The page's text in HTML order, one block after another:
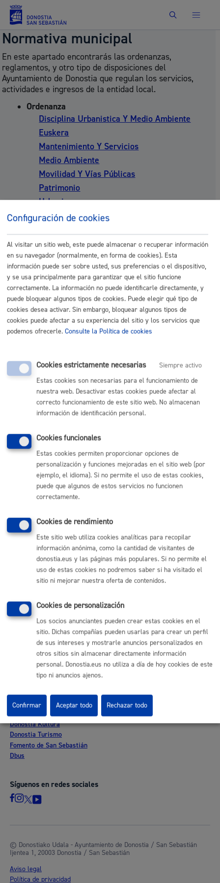
Buscar
Normativa municipal
En este apartado encontrarás las ordenanzas,
reglamentos, y otro tipo de disposiciones del
Ayuntamiento de Donostia que regulan los servicios,
actividades e ingresos de la entidad local.
Ordenanza
Disciplina Urbanistica Y Medio Ambiente
Euskera
Mantenimiento Y Servicios
Medio Ambiente
Movilidad Y Vías Públicas
Patrimonio
Urbanismo
Vivienda
Acción Social
Bienestar Social
Cultura Y Deportes
Hacienda Local
Juventud, Educación, Cooperación Y Derechos
Humanos
Mantenimiento Y Servicios
Medio Ambiente
Reglamento Municipal Del
Servicio Público De Parque
Público De Huertas Urbanas.
Movilidad Y Vías Públicas
Organización Municipal
Urbanismo
Vivienda
Comunícate con el Ayuntamiento de Donostia / San
010
(+34) 943 481 000
Buzón de la ciudadanía
Informar de un error en la web
Ofertas de empleo
Perfil del contratante
Sede electrónica
Mapas - GeoDonostia
Sala de prensa
Mapa web
Otras páginas web corporativas
Donostia Kirola
Donostia Kultura
Donostia Turismo
Fomento de San Sebastián
Dbus
Síguenos en redes sociales
© Donostiako Udala - Ayuntamiento de Donostia / San Sebastián
Ijentea 1, 20003 Donostia / San Sebastián
Aviso legal
Política de privacidad
Configuración de cookies
Al visitar un sitio web, este puede almacenar o recuperar información
en su navegador (normalmente, en forma de cookies). Esta
información puede ser sobre usted, sus preferencias o el dispositivo,
y se usa principalmente para garantizar que el sitio funcione
correctamente. La información no puede identificarle directamente, y
puede bloquear algunos tipos de cookies. Puede elegir qué tipo de
cookies desea activar. Sin embargo, bloquear algunos tipos de
cookies puede afectar a su experiencia del sitio y los servicios que
podemos ofrecerle. Consulte la Política de cookies
Cookies estrictamente necesarias
Siempre activo
Estas cookies son necesarias para el funcionamiento de
nuestra web. Desactivar estas cookies puede afectar al
correcto funcionamiento de este sitio web. No almacenan
información de identificación personal.
Cookies funcionales
Estas cookies permiten proporcionar opciones de
personalización y funciones mejoradas en el sitio web (por
ejemplo, el idioma). Si no permite el uso de estas cookies,
puede que algunos de estos servicios no funcionen
correctamente.
Cookies de rendimiento
Este sitio web utiliza cookies analíticas para recopilar
información anónima, como la cantidad de visitantes de
donostia.eus y las páginas más populares. Si no permite el
uso de estas cookies no podremos saber si ha visitado el
sitio ni mejorar nuestra oferta de contenidos.
Cookies de personalización
Los socios anunciantes pueden crear estas cookies en el
sitio. Dichas compañías pueden usarlas para crear un perfil
de sus intereses y mostrarle anuncios personalizados en
otros sitios sin almacenar directamente información
personal. Donostia.eus no utiliza a día de hoy cookies de este
tipo ni anuncios ajenos.
Rechazar todo
Confirmar Aceptar todo